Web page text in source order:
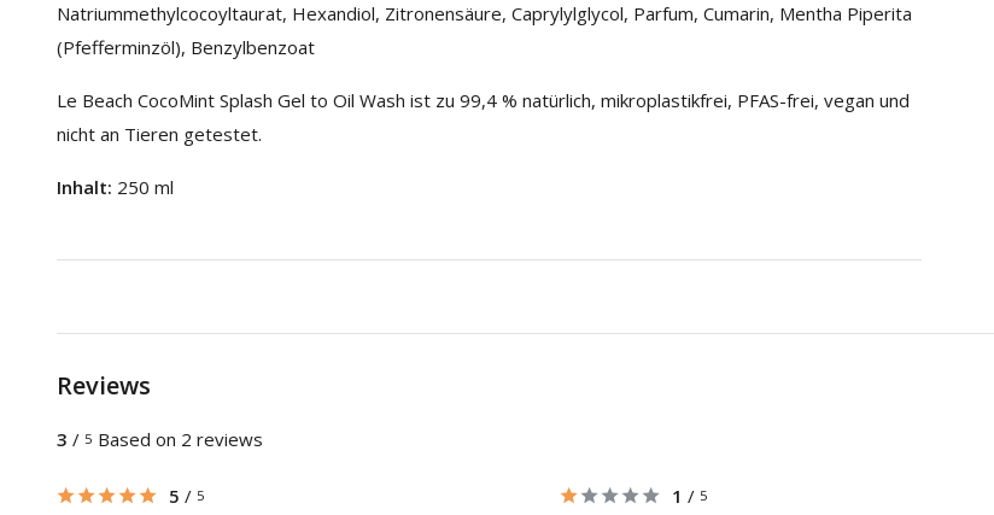
Natriummethylcocoyltaurat, Hexandiol, Zitronensäure, Caprylylglycol, Parfum, Cumarin, Mentha Piperita
(Pfefferminzöl), Benzylbenzoat
Le Beach CocoMint Splash Gel to Oil Wash ist zu 99,4 % natürlich, mikroplastikfrei, PFAS-frei, vegan und
nicht an Tieren getestet.
Inhalt: 250 ml
Reviews
3 / 5 Based on 2 reviews
5 / 5 1 / 5